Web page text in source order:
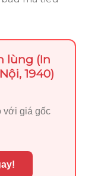
lùng (In
1940)
với giá gốc